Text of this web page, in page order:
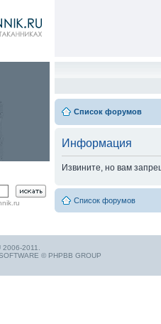
Список форумов
Информация
Извините, но вам
Список форумов
2011.
© PHPBB GROUP